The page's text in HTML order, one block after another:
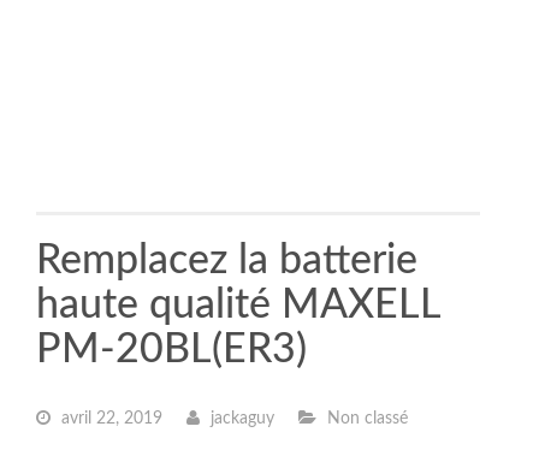
Remplacez la batterie
haute qualité MAXELL
PM-20BL(ER3)
avril 22, 2019 jackaguy Non classé